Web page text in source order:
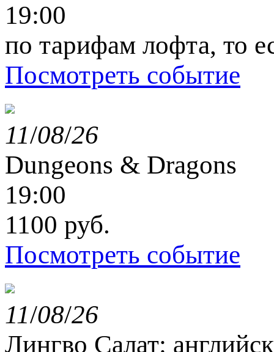
19:00
по тарифам лофта, то
Посмотреть событие
11/08/26
Dungeons & Dragons
19:00
1100 руб.
Посмотреть событие
11/08/26
Лингво Салат: